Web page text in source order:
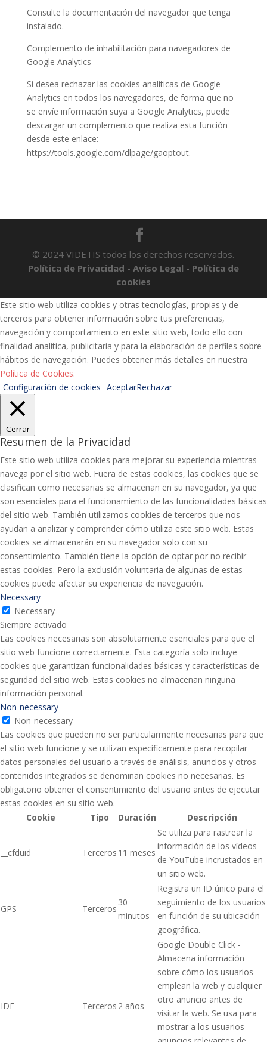
Consulte la documentación del navegador que tenga
instalado.
Complemento de inhabilitación para navegadores de
Google Analytics
Si desea rechazar las cookies analíticas de Google
Analytics en todos los navegadores, de forma que no
se envíe información suya a Google Analytics, puede
descargar un complemento que realiza esta función
desde este enlace:
https://tools.google.com/dlpage/gaoptout.
© 2024 VIDETIS todos los derechos reservados.
Política de Privacidad - Aviso Legal - Política de
cookies
Este sitio web utiliza cookies y otras tecnologías, propias y de
terceros para obtener información sobre tus preferencias,
navegación y comportamiento en este sitio web, todo ello con
finalidad analítica, publicitaria y para la elaboración de perfiles sobre
hábitos de navegación. Puedes obtener más detalles en nuestra
Política de Cookies.
Configuración de cookies AceptarRechazar
Cerrar
Resumen de la Privacidad
Este sitio web utiliza cookies para mejorar su experiencia mientras
navega por el sitio web. Fuera de estas cookies, las cookies que se
clasifican como necesarias se almacenan en su navegador, ya que
son esenciales para el funcionamiento de las funcionalidades básicas
del sitio web. También utilizamos cookies de terceros que nos
ayudan a analizar y comprender cómo utiliza este sitio web. Estas
cookies se almacenarán en su navegador solo con su
consentimiento. También tiene la opción de optar por no recibir
estas cookies. Pero la exclusión voluntaria de algunas de estas
cookies puede afectar su experiencia de navegación.
Necessary
Necessary
Siempre activado
Las cookies necesarias son absolutamente esenciales para que el
sitio web funcione correctamente. Esta categoría solo incluye
cookies que garantizan funcionalidades básicas y características de
seguridad del sitio web. Estas cookies no almacenan ninguna
información personal.
Non-necessary
Non-necessary
Las cookies que pueden no ser particularmente necesarias para que
el sitio web funcione y se utilizan específicamente para recopilar
datos personales del usuario a través de análisis, anuncios y otros
contenidos integrados se denominan cookies no necesarias. Es
obligatorio obtener el consentimiento del usuario antes de ejecutar
estas cookies en su sitio web.
Cookie
Tipo Duración Descripción
__cfduid Terceros 11 meses
Se utiliza para rastrear la
información de los vídeos
de YouTube incrustados en
un sitio web.
GPS Terceros
30
minutos
Registra un ID único para el
seguimiento de los usuarios
en función de su ubicación
geográfica.
IDE Terceros 2 años
Google Double Click -
Almacena información
sobre cómo los usuarios
emplean la web y cualquier
otro anuncio antes de
visitar la web. Se usa para
mostrar a los usuarios